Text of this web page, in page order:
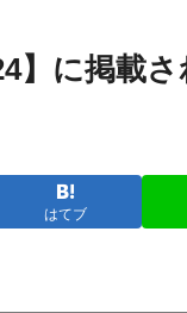
】に掲載
はてブ